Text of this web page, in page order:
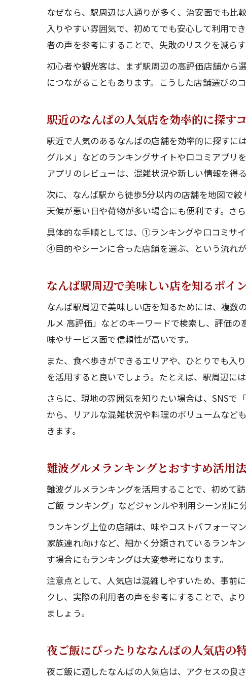
なぜなら、駅周辺は人通りが多く、治安面でも比
入りやすい雰囲気で、初めてでも安心して利用で
者の声を参考にすることで、失敗のリスクを減らす
初心者や観光客は、まず駅周辺の高評価店舗から
につながることもあります。こうした店舗選びの
駅近のなんばの人気店を効率的に探す
駅近で人気のあるなんばの店舗を効率的に探すに
グルメ」などのランキングサイトや口コミアプリ
アプリのレビューは、混雑状況や新しい情報を得
次に、なんば駅から徒歩5分以内の店舗を地図で
天候が悪い日や荷物が多い場合にも便利です。さ
具体的な手順としては、①ランキングや口コミサ
④目的やシーンに合った店舗を選ぶ、という流れ
なんば駅周辺で美味しい店を知るポイ
なんば駅周辺で美味しい店を知るためには、複数
ルメ 高評価」などのキーワードで検索し、評価の
味やサービス面で信頼性が高いです。
また、食べ歩きができるエリアや、ひとりでも入
を活用すると良いでしょう。たとえば、駅周辺に
さらに、現地の雰囲気を知りたい場合は、SNSで
から、リアルな混雑状況や料理のボリュームなど
きます。
難波グルメランキングとおすすめ活用法
難波グルメランキングを活用することで、初めて
ご飯 ランキング」などジャンルや利用シーン別に
ランキング上位の店舗は、味やコストパフォーマ
家族連れ向けなど、細かく分類されているランキ
す場合にもランキングは大変参考になります。
注意点として、人気店は混雑しやすいため、事前
クし、実際の利用者の声を参考にすることで、よ
ましょう。
夜ご飯にぴったりななんばの人気店の
夜ご飯に適したなんばの人気店は、アクセスの良